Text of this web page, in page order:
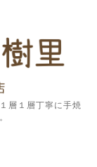
層１層丁寧に手焼